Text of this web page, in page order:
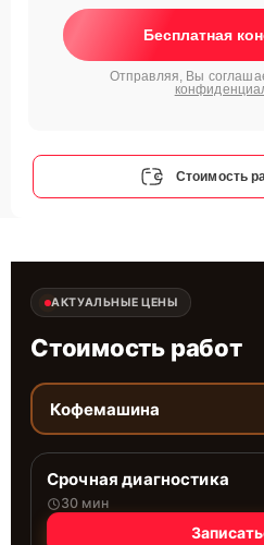
Бесплатная
Отправляя, Вы
Стоимость
АКТУАЛЬНЫЕ ЦЕНЫ
Стоимость работ
Кофемашина
Срочная диагностика
30 мин